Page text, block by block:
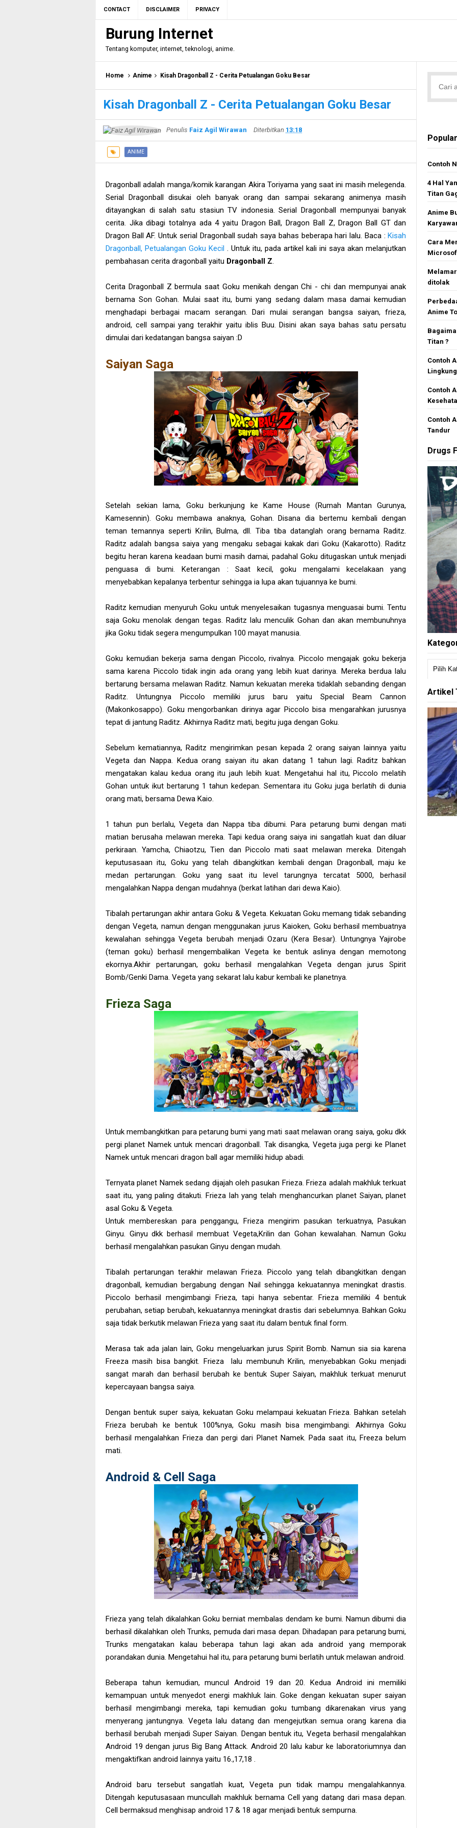
CONTACT DISCLAIMER PRIVACY
Burung Internet
Tentang komputer, internet, teknologi, anime.
Home Anime Kisah Dragonball Z - Cerita Petualangan Goku Besar
Kisah Dragonball Z - Cerita Petualangan Goku Besar
Penulis Faiz Agil Wirawan Diterbitkan 13:18
ANIME
Dragonball adalah manga/komik karangan Akira Toriyama yang saat ini masih melegenda.
Serial Dragonball disukai oleh banyak orang dan sampai sekarang animenya masih
ditayangkan di salah satu stasiun TV indonesia. Serial Dragonball mempunyai banyak
cerita. Jika dibagi totalnya ada 4 yaitu Dragon Ball, Dragon Ball Z, Dragon Ball GT dan
Dragon Ball AF. Untuk serial Dragonball sudah saya bahas beberapa hari lalu. Baca :Kisah
Dragonball, Petualangan Goku Kecil . Untuk itu, pada artikel kali ini saya akan melanjutkan
pembahasan cerita dragonball yaitu Dragonball Z
Cerita Dragonball Z bermula saat Goku menikah dengan Chi - chi dan mempunyai anak
bernama Son Gohan. Mulai saat itu, bumi yang sedang dalam masa damai kemudian
menghadapi berbagai macam serangan. Dari mulai serangan bangsa saiyan, frieza,
android, cell sampai yang terakhir yaitu iblis Buu. Disini akan saya bahas satu persatu
dimulai dari kedatangan bangsa saiyan :D
Saiyan Saga
Setelah sekian lama, Goku berkunjung ke Kame House (Rumah Mantan Gurunya,
Kamesennin). Goku membawa anaknya, Gohan. Disana dia bertemu kembali dengan
teman temannya seperti Krilin, Bulma, dll. Tiba tiba datanglah orang bernama Raditz.
Raditz adalah bangsa saiya yang mengaku sebagai kakak dari Goku (Kakarotto). Raditz
begitu heran karena keadaan bumi masih damai, padahal Goku ditugaskan untuk menjadi
penguasa di bumi. Keterangan : Saat kecil, goku mengalami kecelakaan yang
menyebabkan kepalanya terbentur sehingga ia lupa akan tujuannya ke bumi.
Raditz kemudian menyuruh Goku untuk menyelesaikan tugasnya menguasai bumi. Tentu
saja Goku menolak dengan tegas. Raditz lalu menculik Gohan dan akan membunuhnya
jika Goku tidak segera mengumpulkan 100 mayat manusia.
Goku kemudian bekerja sama dengan Piccolo, rivalnya. Piccolo mengajak goku bekerja
sama karena Piccolo tidak ingin ada orang yang lebih kuat darinya. Mereka berdua lalu
bertarung bersama melawan Raditz. Namun kekuatan mereka tidaklah sebanding dengan
Raditz. Untungnya Piccolo memiliki jurus baru yaitu Special Beam Cannon
(Makonkosappo). Goku mengorbankan dirinya agar Piccolo bisa mengarahkan jurusnya
tepat di jantung Raditz. Akhirnya Raditz mati, begitu juga dengan Goku.
Sebelum kematiannya, Raditz mengirimkan pesan kepada 2 orang saiyan lainnya yaitu
Vegeta dan Nappa. Kedua orang saiyan itu akan datang 1 tahun lagi. Raditz bahkan
mengatakan kalau kedua orang itu jauh lebih kuat. Mengetahui hal itu, Piccolo melatih
Gohan untuk ikut bertarung 1 tahun kedepan. Sementara itu Goku juga berlatih di dunia
orang mati, bersama Dewa Kaio.
1 tahun pun berlalu, Vegeta dan Nappa tiba dibumi. Para petarung bumi dengan mati
matian berusaha melawan mereka. Tapi kedua orang saiya ini sangatlah kuat dan diluar
perkiraan. Yamcha, Chiaotzu, Tien dan Piccolo mati saat melawan mereka. Ditengah
keputusasaan itu, Goku yang telah dibangkitkan kembali dengan Dragonball, maju ke
medan pertarungan. Goku yang saat itu level tarungnya tercatat 5000, berhasil
mengalahkan Nappa dengan mudahnya (berkat latihan dari dewa Kaio).
Tibalah pertarungan akhir antara Goku & Vegeta. Kekuatan Goku memang tidak sebanding
dengan Vegeta, namun dengan menggunakan jurus Kaioken, Goku berhasil membuatnya
kewalahan sehingga Vegeta berubah menjadi Ozaru (Kera Besar). Untungnya Yajirobe
(teman goku) berhasil mengembalikan Vegeta ke bentuk aslinya dengan memotong
ekornya.Akhir pertarungan, goku berhasil mengalahkan Vegeta dengan jurus Spirit
Bomb/Genki Dama. Vegeta yang sekarat lalu kabur kembali ke planetnya.
Frieza Saga
Untuk membangkitkan para petarung bumi yang mati saat melawan orang saiya, goku dkk
pergi planet Namek untuk mencari dragonball. Tak disangka, Vegeta juga pergi ke Planet
Namek untuk mencari dragon ball agar memiliki hidup abadi.
Ternyata planet Namek sedang dijajah oleh pasukan Frieza. Frieza adalah makhluk terkuat
saat itu, yang paling ditakuti. Frieza lah yang telah menghancurkan planet Saiyan, planet
asal Goku & Vegeta.
Untuk membereskan para penggangu, Frieza mengirim pasukan terkuatnya, Pasukan
Ginyu. Ginyu dkk berhasil membuat Vegeta,Krilin dan Gohan kewalahan. Namun Goku
berhasil mengalahkan pasukan Ginyu dengan mudah.
Tibalah pertarungan terakhir melawan Frieza. Piccolo yang telah dibangkitkan dengan
dragonball, kemudian bergabung dengan Nail sehingga kekuatannya meningkat drastis.
Piccolo berhasil mengimbangi Frieza, tapi hanya sebentar. Frieza memiliki 4 bentuk
perubahan, setiap berubah, kekuatannya meningkat drastis dari sebelumnya. Bahkan Goku
saja tidak berkutik melawan Frieza yang saat itu dalam bentuk final form.
Merasa tak ada jalan lain, Goku mengeluarkan jurus Spirit Bomb. Namun sia sia karena
Freeza masih bisa bangkit. Frieza lalu membunuh Krilin, menyebabkan Goku menjadi
sangat marah dan berhasil berubah ke bentuk Super Saiyan, makhluk terkuat menurut
kepercayaan bangsa saiya.
Dengan bentuk super saiya, kekuatan Goku melampaui kekuatan Frieza. Bahkan setelah
Frieza berubah ke bentuk 100%nya, Goku masih bisa mengimbangi. Akhirnya Goku
berhasil mengalahkan Frieza dan pergi dari Planet Namek. Pada saat itu, Freeza belum
mati.
Android & Cell Saga
Frieza yang telah dikalahkan Goku berniat membalas dendam ke bumi. Namun dibumi dia
berhasil dikalahkan oleh Trunks, pemuda dari masa depan. Dihadapan para petarung bumi,
Trunks mengatakan kalau beberapa tahun lagi akan ada android yang memporak
porandakan dunia. Mengetahui hal itu, para petarung bumi berlatih untuk melawan android.
Beberapa tahun kemudian, muncul Android 19 dan 20. Kedua Android ini memiliki
kemampuan untuk menyedot energi makhluk lain. Goke dengan kekuatan super saiyan
berhasil mengimbangi mereka, tapi kemudian goku tumbang dikarenakan virus yang
menyerang jantungnya. Vegeta lalu datang dan mengejutkan semua orang karena dia
berhasil berubah menjadi Super Saiyan. Dengan bentuk itu, Vegeta berhasil mengalahkan
Android 19 dengan jurus Big Bang Attack. Android 20 lalu kabur ke laboratoriumnya dan
mengaktifkan android lainnya yaitu 16.,17,18 .
Android baru tersebut sangatlah kuat, Vegeta pun tidak mampu mengalahkannya.
Ditengah keputusasaan muncullah makhluk bernama Cell yang datang dari masa depan.
Cell bermaksud menghisap android 17 & 18 agar menjadi bentuk sempurna.
Contoh
4 Hal
Titan
Anime
Cara
ditolak
Anime
Titan ?
Contoh
Contoh
Contoh
Tandur
Drugs
Artikel